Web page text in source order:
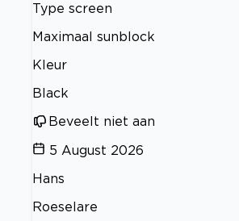
Type screen
Maximaal sunblock
Kleur
Black
Beveelt niet aan
5 August 2026
Hans
Roeselare